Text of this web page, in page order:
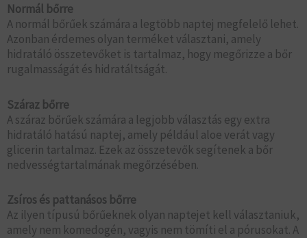
Normál bőrre
A normál bőrűek számára a legtöbb naptej megfelelő lehet.
Azonban érdemes olyan terméket választani, amely
hidratáló összetevőket is tartalmaz, hogy megőrizze a bőr
rugalmasságát és hidratáltságát.
Száraz bőrre
A száraz bőrűek számára a legjobb választás egy extra
hidratáló hatású naptej, amely például aloe verát vagy
glicerin tartalmaz. Ezek az összetevők segítenek a bőr
nedvességtartalmának megőrzésében.
Zsíros és pattanásos bőrre
Az ilyen típusú bőrűeknek olyan naptejet kell választaniuk,
amely nem komedogén, vagyis nem tömíti el a pórusokat. A